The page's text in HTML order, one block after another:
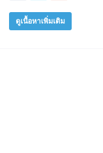
ดูเนื้อหาเพิ่มเติม